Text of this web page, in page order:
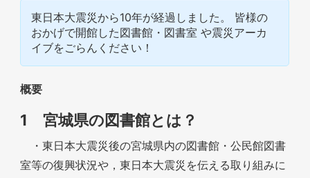
東日本大震災から10年が経過しました。 皆様の
おかげで開館した図書館・図書室 や震災アーカ
イブをごらんください！
概要
1 宮城県の図書館とは？
・東日本大震災後の宮城県内の図書館・公民館図書
室等の復興状況や，東日本大震災を伝える取り組みに